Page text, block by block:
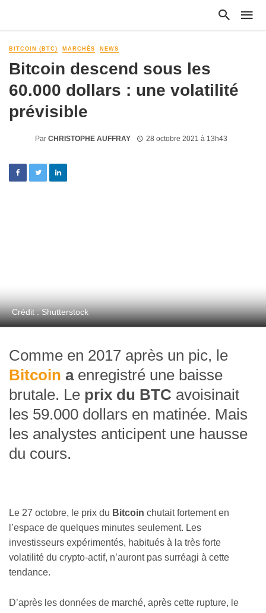
BITCOIN (BTC) MARCHÉS NEWS
Bitcoin descend sous les
60.000 dollars : une volatilité
prévisible
Par CHRISTOPHE AUFFRAY 28 octobre 2021 à 13h43
Crédit : Shutterstock
Comme en 2017 après un pic, le
Bitcoin a enregistré une baisse
brutale. Le prix du BTC avoisinait
les 59.000 dollars en matinée. Mais
les analystes anticipent une hausse
du cours.
Le 27 octobre, le prix du Bitcoin chutait fortement en
l’espace de quelques minutes seulement. Les
investisseurs expérimentés, habitués à la très forte
volatilité du crypto-actif, n’auront pas surréagi à cette
tendance.
D’après les données de marché, après cette rupture, le